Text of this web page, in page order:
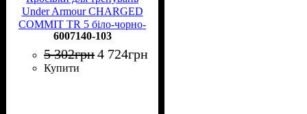
Under Armour CHARGED
COMMIT TR 5 біло-чорно-
коралові 6007140-103
6007140-103
5 302грн4 724грн
Купити